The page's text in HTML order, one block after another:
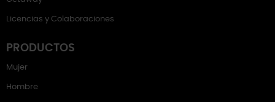
Licencias y Colaboraciones
PRODUCTOS
Mujer
Hombre